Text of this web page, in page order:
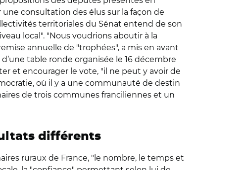
consultation des élus sur la façon de
territoriales du Sénat entend de son
local". "Nous voudrions aboutir à la
annuelle de "trophées", a mis en avant
table ronde organisée le 16 décembre
et encourager le vote, "il ne peut y avoir de
où il y a une communauté de destin
de trois communes franciliennes et un
différents
ruraux de France, "le nombre, le temps et